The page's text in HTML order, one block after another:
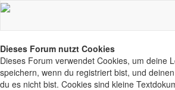
Dieses Forum nutzt Cookies
Dieses Forum verwendet Cookies, um deine
speichern, wenn du registriert bist, und
du es nicht bist. Cookies sind kleine